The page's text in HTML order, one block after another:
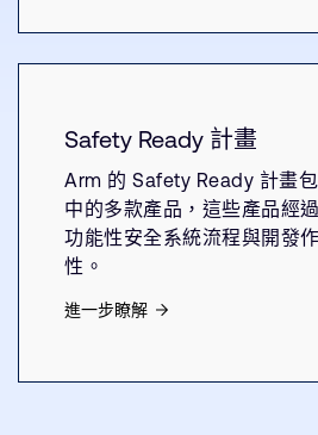
Safety Ready 計畫
Arm 的 Safety Ready 計畫
中的多款產品，這些產品經
功能性安全系統流程與開發
性。
進一步瞭解